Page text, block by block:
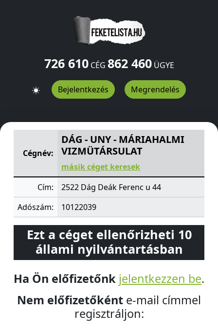
726 610CÉG 862 460ÜGYE
Bejelentkezés Megrendelés
DÁG - UNY - MÁRIAHALMI VIZMÜTÁRSULAT Deák
Cégnév:
DÁG - UNY - MÁRIAHALMI
VIZMÜTÁRSULAT
másik céget keresek
Cím:
2522 Dág Deák Ferenc u 44
Adószám:
10122039
Ezt a céget ellenőrizheti 10
állami nyilvántartásban
Ha Ön előfizetőnk jelentkezzen be.
Nem előfizetőként e-mail címmel
regisztráljon: